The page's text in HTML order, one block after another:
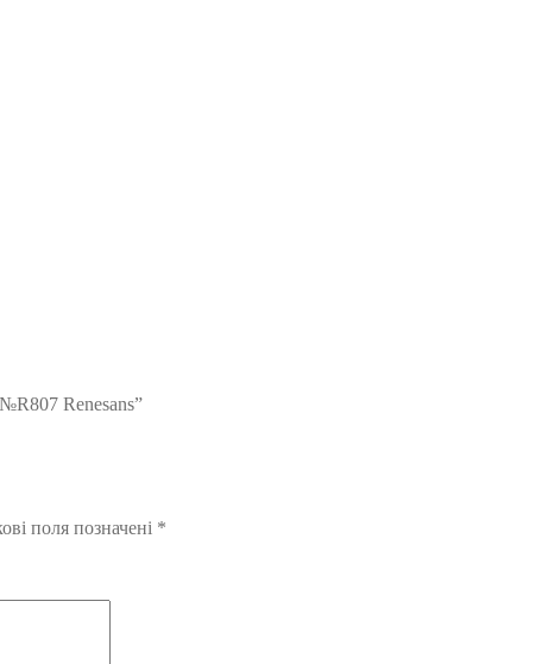
Renesans”
поля позначені *